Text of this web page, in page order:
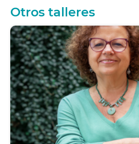
Otros talleres